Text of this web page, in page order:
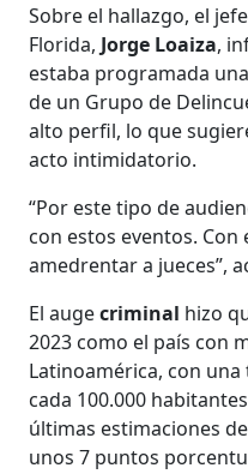
Sobre el hallazgo, el
Florida, Jorge Loaiza,
estaba programada
de un Grupo de
alto perfil, lo que
acto intimidatorio.
“Por este tipo de
con estos eventos.
amedrentar a jueces”,
El augecriminal hizo
2023 como el país con
Latinoamérica, con
cada 100.000
últimas estimaciones
unos 7 puntos